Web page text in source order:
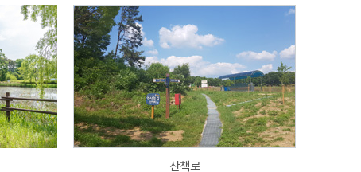
산책로